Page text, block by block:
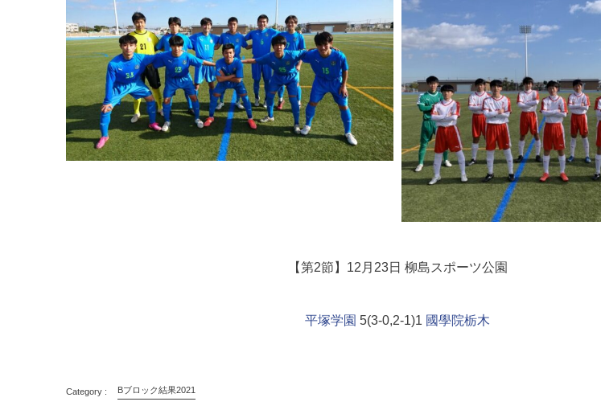
【第2節】12月23日 柳島スポーツ公園
平塚学園 5(3-0,2-1)1 國學院栃木
Bブロック結果2021